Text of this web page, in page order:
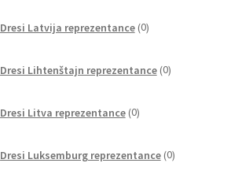
Dresi Latvija reprezentance 0izdelkov
Dresi Lihtenštajn reprezentance 0izdelkov
Dresi Litva reprezentance 0izdelkov
Dresi Luksemburg reprezentance 0izdelkov